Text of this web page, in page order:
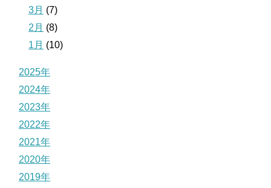
3月 (7)
2月 (8)
1月 (10)
2025年
2024年
2023年
2022年
2021年
2020年
2019年